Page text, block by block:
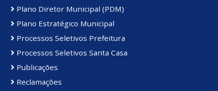
Plano Diretor Municipal (PDM)
Plano Estratégico Municipal
Processos Seletivos Prefeitura
Processos Seletivos Santa Casa
Publicações
Reclamações